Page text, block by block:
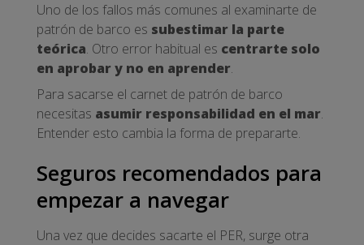
Uno de los fallos más comunes al examinarte de
patrón de barco es subestimar la parte
teórica. Otro error habitual es centrarte solo
en aprobar y no en aprender.
Para sacarse el carnet de patrón de barco
necesitas asumir responsabilidad en el mar.
Entender esto cambia la forma de prepararte.
Seguros recomendados para
empezar a navegar
Una vez que decides sacarte el PER, surge otra